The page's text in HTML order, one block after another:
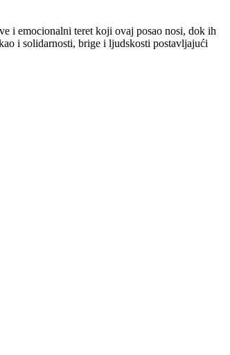
i emocionalni teret koji ovaj posao nosi, dok ih
i solidarnosti, brige i ljudskosti postavljajući